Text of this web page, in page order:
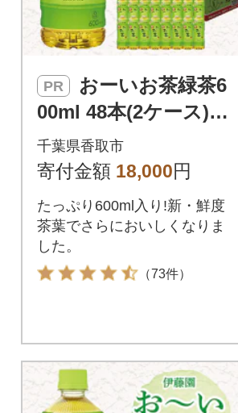
PR
00ml 48本(2ケース)伊
藤園 香取市産ぺット
ボトル飲料
千葉県香取市
寄付金額 18,000円
たっぷり600ml入り!新・鮮度
茶葉でさらにおいしくなりま
した。
（73件）